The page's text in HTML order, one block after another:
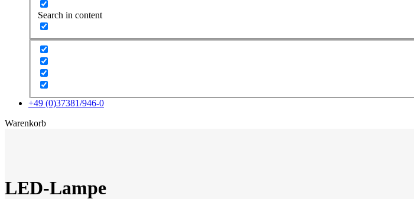
Search in content
+49 (0)37381/946-0
Warenkorbx
LED-Lampe